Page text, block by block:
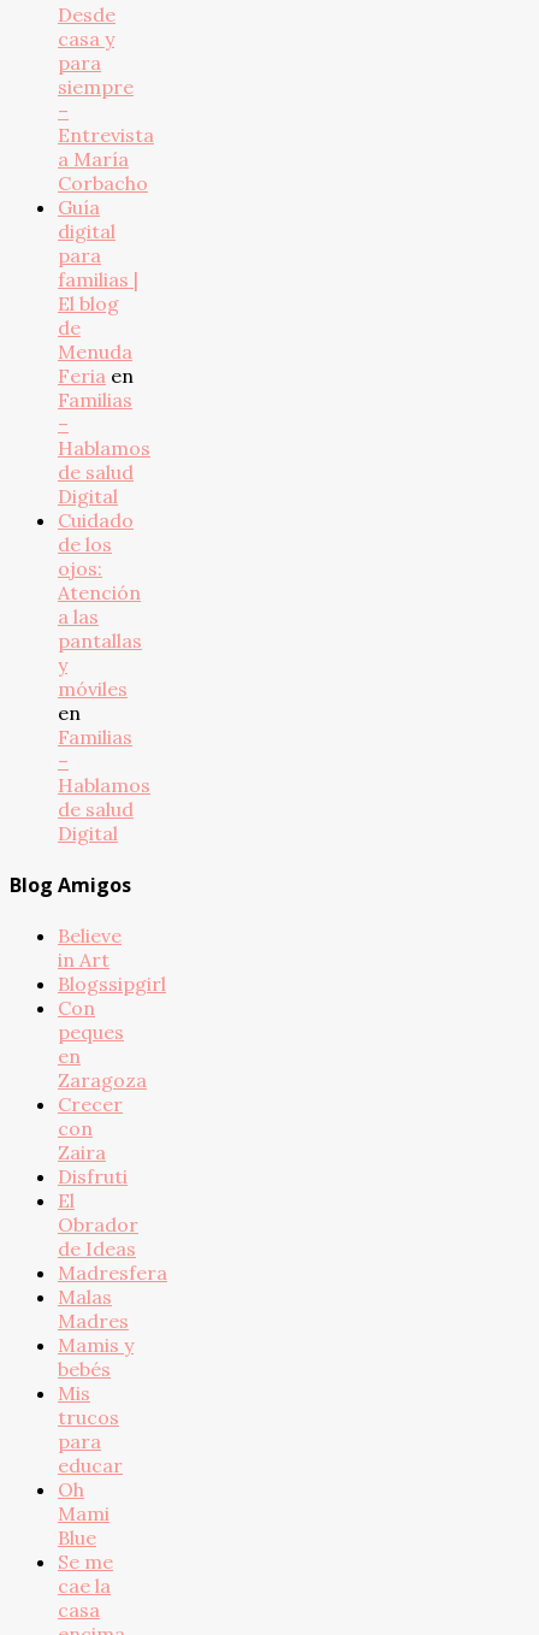
Desde
casa y
para
siempre
–
Entrevista
a María
Corbacho
Guía
digital
para
familias |
El blog
de
Menuda
Feria en
Familias
–
Hablamos
de salud
Digital
Cuidado
de los
ojos:
Atención
a las
pantallas
y
móviles
en
Familias
–
Hablamos
de salud
Digital
Blog Amigos
Believe
in Art
Blogssipgirl
Con
peques
en
Zaragoza
Crecer
con
Zaira
Disfruti
El
Obrador
de Ideas
Madresfera
Malas
Madres
Mamis y
bebés
Mis
trucos
para
educar
Oh
Mami
Blue
Se me
cae la
casa